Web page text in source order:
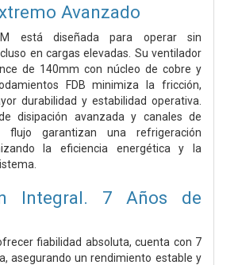
Avanzado
está diseñada para operar sin
en cargas elevadas. Su ventilador
de 140mm con núcleo de cobre y
FDB minimiza la fricción,
durabilidad y estabilidad operativa.
disipación avanzada y canales de
flujo garantizan una refrigeración
la eficiencia energética y la
Integral. 7 Años de
fiabilidad absoluta, cuenta con 7
asegurando un rendimiento estable y